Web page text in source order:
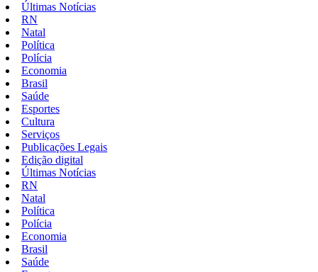
Últimas Notícias
RN
Natal
Política
Polícia
Economia
Brasil
Saúde
Esportes
Cultura
Serviços
Publicações Legais
Edição digital
Últimas Notícias
RN
Natal
Política
Polícia
Economia
Brasil
Saúde